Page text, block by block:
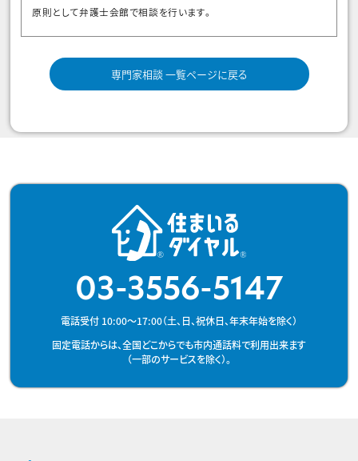
原則として弁護士会館で相談を行います。
専門家相談 一覧ページに戻る
03-3556-5147
電話受付 10:00～17:00（土、日、祝休日、年末年始を除く）
固定電話からは、全国どこからでも市内通話料で利用出来ます
（一部のサービスを除く）。